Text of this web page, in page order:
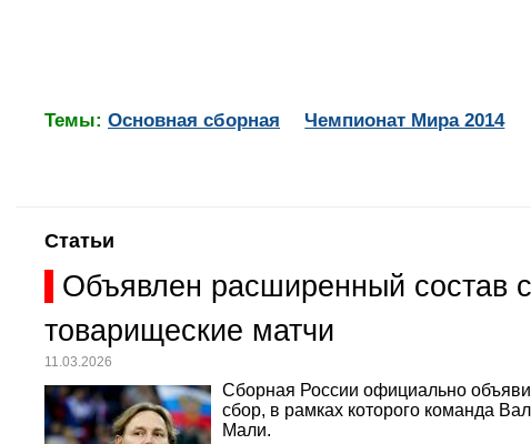
Темы: Основная сборная Чемпионат Мира 2014
Статьи
Объявлен расширенный состав
товарищеские матчи
11.03.2026
Сборная России официально
сбор, в рамках которого команда
Мали.